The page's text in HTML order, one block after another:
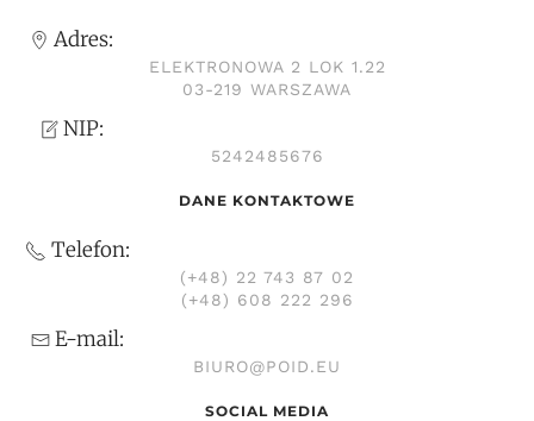
Adres:
ELEKTRONOWA 2 LOK 1.22
03-219 WARSZAWA
NIP:
5242485676
DANE KONTAKTOWE
Telefon:
(+48) 22 743 87 02
(+48) 608 222 296
E-mail:
BIURO@POID.EU
SOCIAL MEDIA